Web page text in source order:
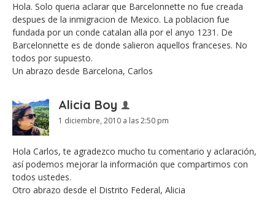
Hola. Solo queria aclarar que Barcelonnette no fue creada
despues de la inmigracion de Mexico. La poblacion fue
fundada por un conde catalan alla por el anyo 1231. De
Barcelonnette es de donde salieron aquellos franceses. No
todos por supuesto.
Un abrazo desde Barcelona, Carlos
Alicia Boy
1 diciembre, 2010 a las 2:50 pm
Hola Carlos, te agradezco mucho tu comentario y aclaración,
así podemos mejorar la información que compartimos con
todos ustedes.
Otro abrazo desde el Distrito Federal, Alicia